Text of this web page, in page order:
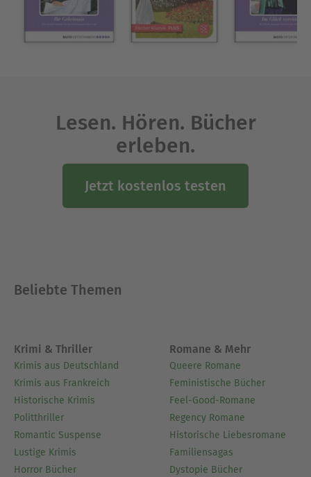
1906 erschoss sich Ferdinand von Saar mit einem
kleinen, verrosteten Militärrevolver, den der
Lesen. Hören. Bücher
erleben.
Jetzt kostenlos testen
Beliebte Themen
Krimi & Thriller
Krimis aus Deutschland
Krimis aus Frankreich
Historische Krimis
Politthriller
Romantic Suspense
Lustige Krimis
Horror Bücher
Romane & Mehr
Queere Romane
Feministische Bücher
Feel-Good-Romane
Regency Romane
Historische Liebesromane
Familiensagas
Dystopie Bücher